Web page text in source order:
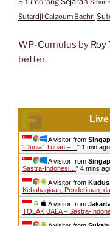
Sihar
Sutardji Calzoum Bachri
WP-Cumulus by Roy
better.
A visitor from
“Dunia” Tuhan –… " 1 min ago
A visitor from
Sastra-Indonesi… " 4 mins
A visitor from
Kebahagiaan, Penderitaan,
A visitor from
TOLAK BALA – Sastra-